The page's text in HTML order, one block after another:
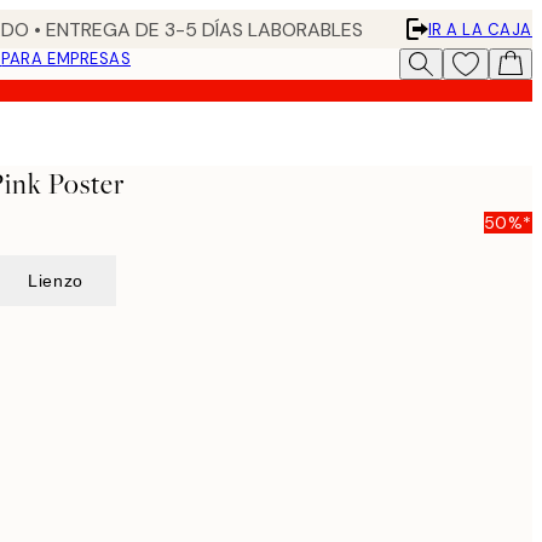
• ENTREGA DE 3-5 DÍAS LABORABLES
IR A LA CAJA
PARA EMPRESAS
Poster
50%*
Lienzo